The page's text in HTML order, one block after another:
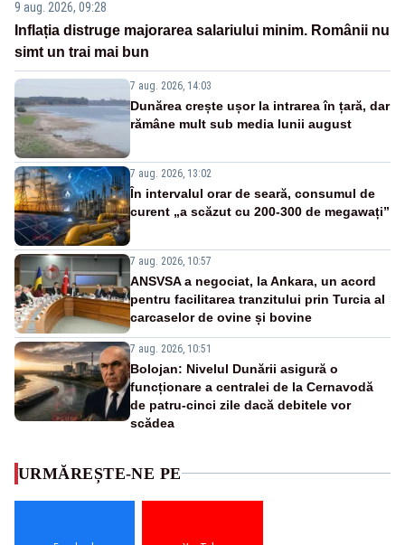
9 aug. 2026, 09:28
Inflația distruge majorarea salariului minim. Românii nu
simt un trai mai bun
7 aug. 2026, 14:03
Dunărea crește ușor la intrarea în țară, dar
rămâne mult sub media lunii august
7 aug. 2026, 13:02
În intervalul orar de seară, consumul de
curent „a scăzut cu 200-300 de megawați”
7 aug. 2026, 10:57
ANSVSA a negociat, la Ankara, un acord
pentru facilitarea tranzitului prin Turcia al
carcaselor de ovine și bovine
7 aug. 2026, 10:51
Bolojan: Nivelul Dunării asigură o
funcționare a centralei de la Cernavodă
de patru-cinci zile dacă debitele vor
scădea
URMĂREȘTE-NE PE